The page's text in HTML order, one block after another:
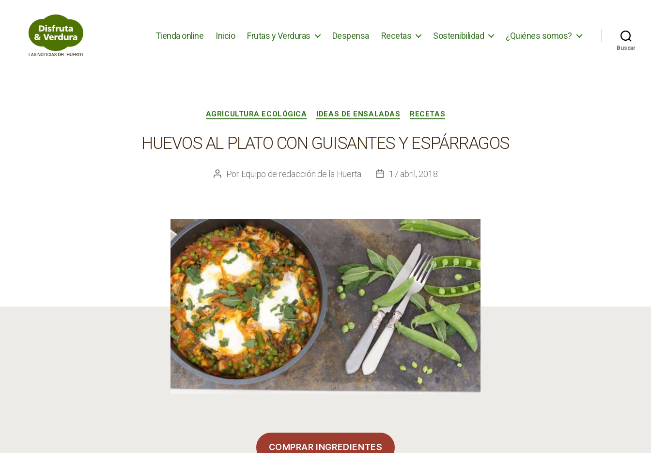
Tienda online Inicio Frutas y Verduras Despensa Recetas Sostenibilidad ¿Quiénes somos?
Buscar
Categorías
AGRICULTURA ECOLÓGICA IDEAS DE ENSALADAS RECETAS
HUEVOS AL PLATO CON GUISANTES Y ESPÁRRAGOS
Autor
Por Equipo de redacción de la Huerta
Fecha
17 abril, 2018
COMPRAR INGREDIENTES